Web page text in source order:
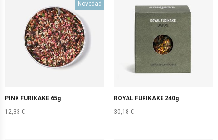
Novedad
PINK FURIKAKE 65g
12,33 €
ROYAL FURIKAKE 240g
30,18 €